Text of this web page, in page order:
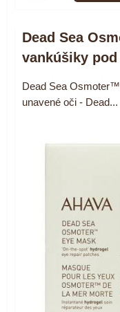
Dead Sea
vankúšiky
Dead Sea
unavené oči - Dead...